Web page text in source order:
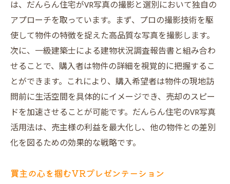
は、だんらん住宅がVR写真の撮影と選別において独自の
アプローチを取っています。まず、プロの撮影技術を駆
使して物件の特徴を捉えた高品質な写真を撮影します。
次に、一級建築士による建物状況調査報告書と組み合わ
せることで、購入者は物件の詳細を視覚的に把握するこ
とができます。これにより、購入希望者は物件の現地訪
問前に生活空間を具体的にイメージでき、売却のスピー
ドを加速させることが可能です。だんらん住宅のVR写真
活用法は、売主様の利益を最大化し、他の物件との差別
化を図るための効果的な戦略です。
買主の心を掴むVRプレゼンテーション